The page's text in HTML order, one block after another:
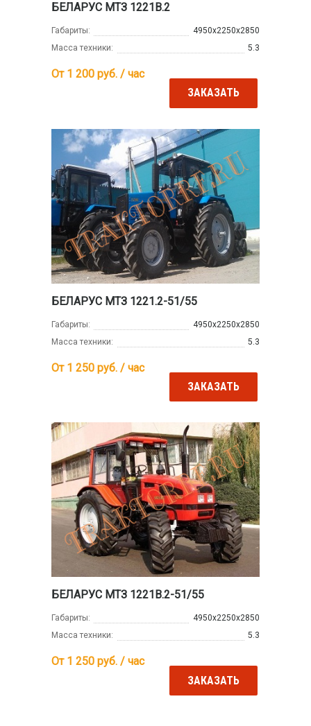
БЕЛАРУС МТЗ 1221В.2
Габариты:
4950х2250х2850
Масса техники:
5.3
От 1 200 руб. / час
ЗАКАЗАТЬ
БЕЛАРУС МТЗ 1221.2-51/55
Габариты:
4950х2250х2850
Масса техники:
5.3
От 1 250 руб. / час
ЗАКАЗАТЬ
БЕЛАРУС МТЗ 1221В.2-51/55
Габариты:
4950х2250х2850
Масса техники:
5.3
От 1 250 руб. / час
ЗАКАЗАТЬ